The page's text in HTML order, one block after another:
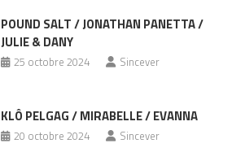
POUND SALT / JONATHAN PANETTA /
JULIE & DANY
25 octobre 2024 Sincever
KLÔ PELGAG / MIRABELLE / EVANNA
20 octobre 2024 Sincever